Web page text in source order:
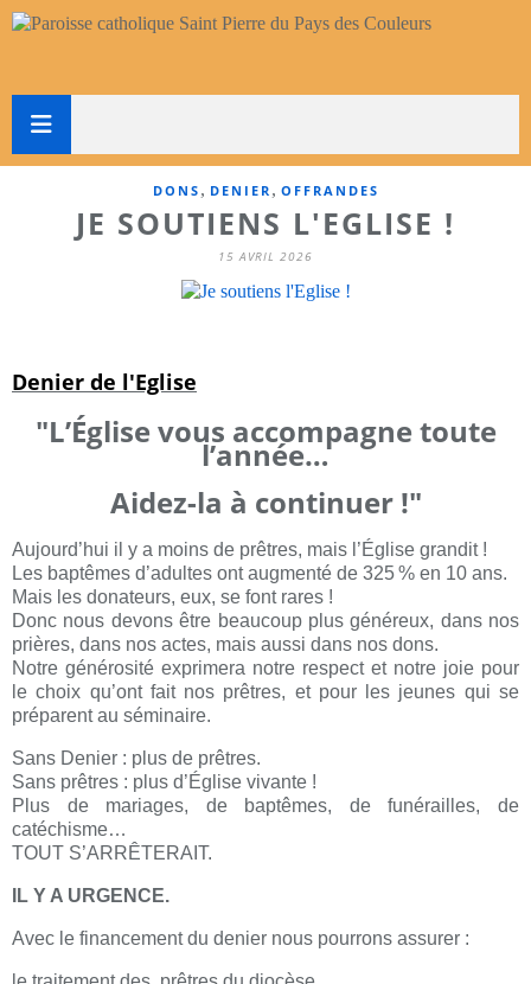
DONS , DENIER , OFFRANDES
JE SOUTIENS L'EGLISE !
15 AVRIL 2026
Denier de l'Eglise
"L’Église vous accompagne toute
l’année…
Aidez-la à continuer !"
Aujourd’hui il y a moins de prêtres, mais l’Église grandit !
Les baptêmes d’adultes ont augmenté de 325 % en 10 ans.
Mais les donateurs, eux, se font rares !
Donc nous devons être beaucoup plus généreux, dans nos
prières, dans nos actes, mais aussi dans nos dons.
Notre générosité exprimera notre respect et notre joie pour
le choix qu’ont fait nos prêtres, et pour les jeunes qui se
préparent au séminaire.
Sans Denier : plus de prêtres.
Sans prêtres : plus d’Église vivante !
Plus de mariages, de baptêmes, de funérailles, de
catéchisme…
TOUT S’ARRÊTERAIT.
IL Y A URGENCE.
Avec le financement du denier nous pourrons assurer :